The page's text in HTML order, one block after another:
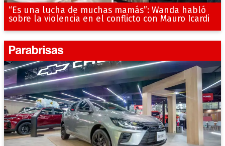
“Es una lucha de muchas mamás”: Wanda habló
sobre la violencia en el conflicto con Mauro Icardi